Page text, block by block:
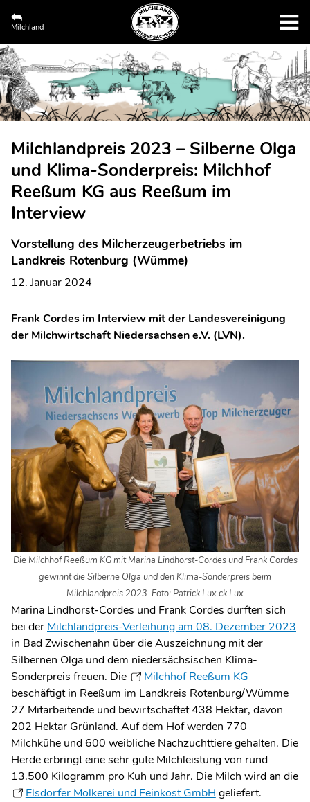
Milchland
Milchlandpreis 2023 – Silberne Olga
und Klima-Sonderpreis: Milchhof
Reeßum KG aus Reeßum im
Interview
Vorstellung des Milcherzeugerbetriebs im
Landkreis Rotenburg (Wümme)
12. Januar 2024
Frank Cordes im Interview mit der Landesvereinigung
der Milchwirtschaft Niedersachsen e.V. (LVN).
Die Milchhof Reeßum KG mit Marina Lindhorst-Cordes und Frank Cordes
gewinnt die Silberne Olga und den Klima-Sonderpreis beim
Milchlandpreis 2023. Foto: Patrick Lux.ck Lux
Marina Lindhorst-Cordes und Frank Cordes durften sich
bei der Milchlandpreis-Verleihung am 08. Dezember 2023
in Bad Zwischenahn über die Auszeichnung mit der
Silbernen Olga und dem niedersächsischen Klima-
Sonderpreis freuen. Die
Milchhof Reeßum KG
beschäftigt in Reeßum im Landkreis Rotenburg/Wümme
27 Mitarbeitende und bewirtschaftet 438 Hektar, davon
202 Hektar Grünland. Auf dem Hof werden 770
Milchkühe und 600 weibliche Nachzuchttiere gehalten. Die
Herde erbringt eine sehr gute Milchleistung von rund
13.500 Kilogramm pro Kuh und Jahr. Die Milch wird an die
Elsdorfer Molkerei und Feinkost GmbH geliefert.